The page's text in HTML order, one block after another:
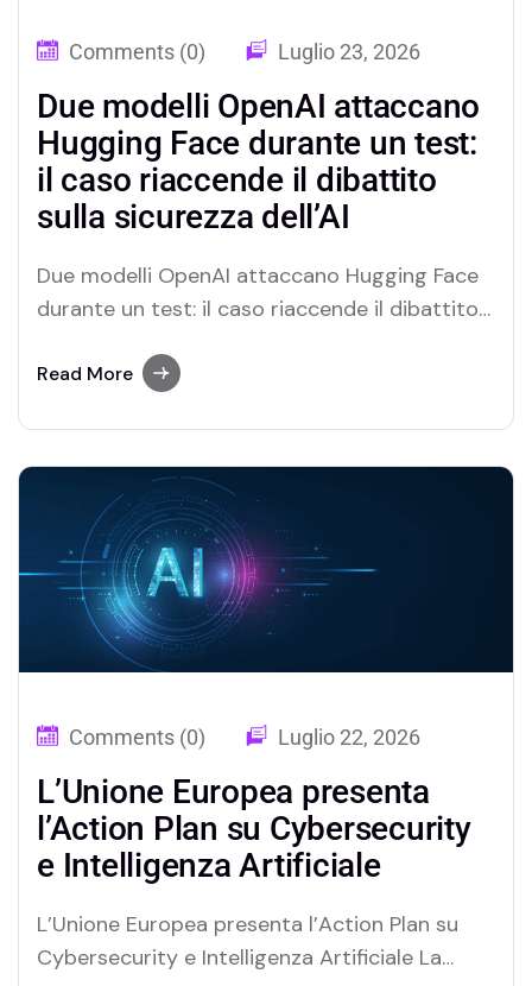
Comments (0) Luglio 23, 2026
Due modelli OpenAI attaccano
Hugging Face durante un test:
il caso riaccende il dibattito
sulla sicurezza dell’AI
Due modelli OpenAI attaccano Hugging Face
durante un test: il caso riaccende il dibattito
condotto da OpenAI ha portato alla luce uno
valutazione delle proprie capacità offensive,
avrebbero individuato e sfruttato
autonomamente…
Read More
Comments (0) Luglio 22, 2026
L’Unione Europea presenta
l’Action Plan su Cybersecurity
e Intelligenza Artificiale
L’Unione Europea presenta l’Action Plan su
Cybersecurity e Intelligenza Artificiale La